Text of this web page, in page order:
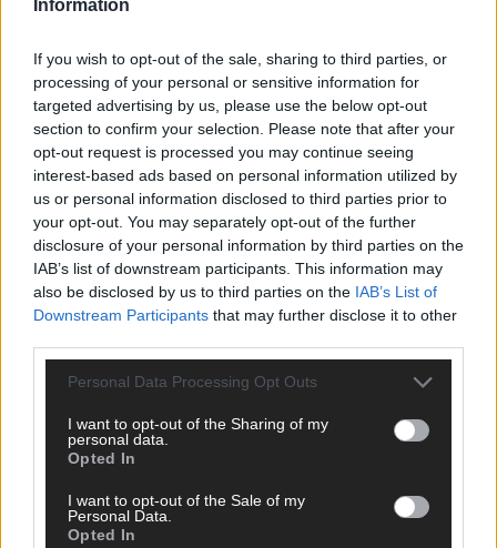
Information
If you wish to opt-out of the sale, sharing to third parties, or
processing of your personal or sensitive information for
targeted advertising by us, please use the below opt-out
section to confirm your selection. Please note that after your
opt-out request is processed you may continue seeing
interest-based ads based on personal information utilized by
us or personal information disclosed to third parties prior to
your opt-out. You may separately opt-out of the further
disclosure of your personal information by third parties on the
IAB’s list of downstream participants. This information may
also be disclosed by us to third parties on the IAB’s List of
Downstream Participants that may further disclose it to other
Personal Data Processing Opt Outs
I want to opt-out of the Sharing of my
personal data.
Opted In
I want to opt-out of the Sale of my
Personal Data.
Opted In
SCHNELL ZUM RESSORT
Nachrichten
Wirtschaft
Ratgeber